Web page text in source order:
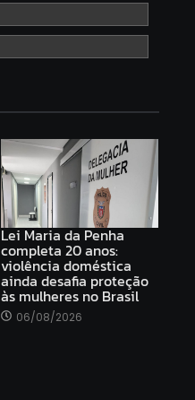
Lei Maria da Penha
completa 20 anos:
violência doméstica
ainda desafia proteção
às mulheres no Brasil
06/08/2026